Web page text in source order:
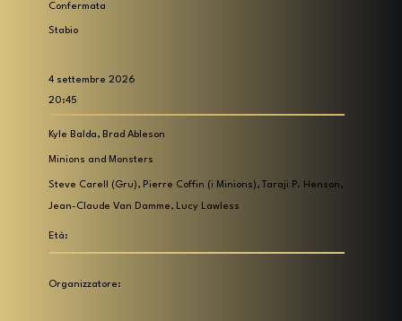
Confermata
4 settembre 2026
Stabio
20:45
Kyle Balda, Brad Ableson
Minions and Monsters
Steve Carell (Gru), Pierre Coffin (i Minions), Taraji P. Henson,
Jean-Claude Van Damme, Lucy Lawless
Età:
Organizzatore: